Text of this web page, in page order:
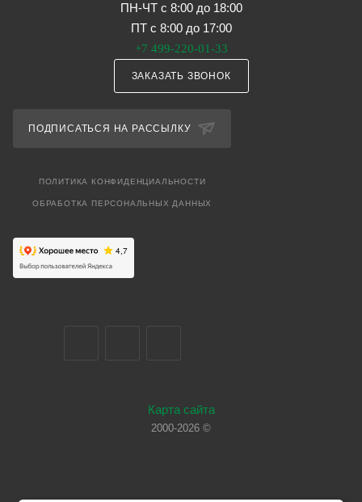
ПН-ЧТ с 8:00 до 18:00
ПТ с 8:00 до 17:00
+7 499-220-01-33
ЗАКАЗАТЬ ЗВОНОК
ПОДПИСАТЬСЯ НА РАССЫЛКУ
ПОЛИТИКА КОНФИДЕНЦИАЛЬНОСТИ
ОБРАБОТКА ПЕРСОНАЛЬНЫХ ДАННЫХ
Карта сайта
2000-2026 ©